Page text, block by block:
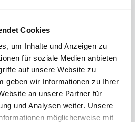
Cookies
um Inhalte und Anzeigen zu
für soziale Medien anbieten
auf unsere Website zu
geben wir Informationen zu Ihrer
an unsere Partner für
und Analysen weiter. Unsere
möglicherweise mit
giratorios neumáticos
los medios de